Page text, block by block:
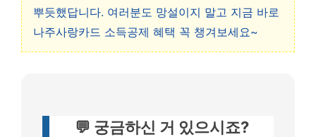
뿌듯했답니다. 여러분도 망설이지 말고 지금 바로
나주사랑카드 소득공제 혜택 꼭 챙겨보세요~
💬 궁금하신 거 있으시죠?